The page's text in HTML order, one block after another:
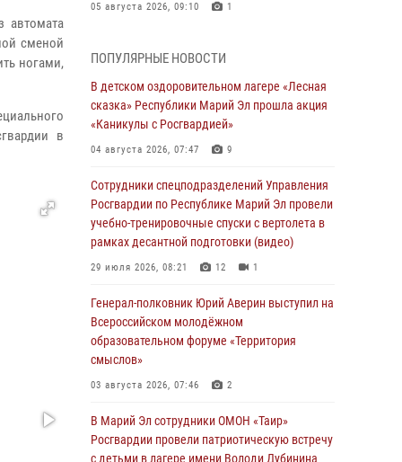
автомата
сменой
ногами,
в
05 августа 2026, 09:10 1
сказка» Республики Марий Эл прошла акция
«Каникулы с Росгвардией»
04 августа 2026, 07:47 9
Сотрудники Центра лицензионно-
Росгвардии по Республике Марий Эл приняли
участие в совещании по вопросам
организации летне-осеннего сезона охоты
04 августа 2026, 06:46
провели занятие по антикоррупционной
тематике
04 августа 2026, 06:06 2
Генерал-полковник Юрий Аверин выступил на
образовательном форуме «Территория
смыслов»
03 августа 2026, 07:46 2
ПОПУЛЯРНЫЕ НОВОСТИ
В детском оздоровительном лагере «Лесная
сказка» Республики Марий Эл прошла акция
«Каникулы с Росгвардией»
04 августа 2026, 07:47 9
Сотрудники спецподразделений Управления
Росгвардии по Республике Марий Эл провели
учебно-тренировочные спуски с вертолета в
рамках десантной подготовки (видео)
29 июля 2026, 08:21 12 1
Генерал-полковник Юрий Аверин выступил на
Всероссийском молодёжном
образовательном форуме «Территория
смыслов»
03 августа 2026, 07:46 2
В Марий Эл сотрудники ОМОН «Таир»
Росгвардии провели патриотическую встречу
с детьми в лагере имени Володи Дубинина